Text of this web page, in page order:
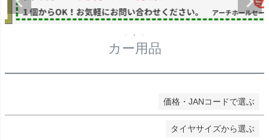
カー用品
価格・JANコードで選ぶ
在庫なし商品を表示しない
検索
タイヤサイズから選ぶ
★偏平率